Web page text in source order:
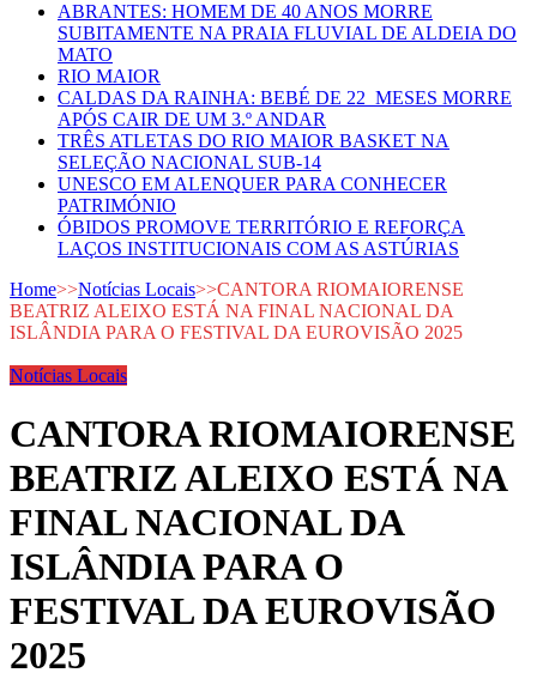
ABRANTES: HOMEM DE 40 ANOS MORRE
SUBITAMENTE NA PRAIA FLUVIAL DE ALDEIA DO
MATO
RIO MAIOR
CALDAS DA RAINHA: BEBÉ DE 22 MESES MORRE
APÓS CAIR DE UM 3.º ANDAR
TRÊS ATLETAS DO RIO MAIOR BASKET NA
SELEÇÃO NACIONAL SUB-14
UNESCO EM ALENQUER PARA CONHECER
PATRIMÓNIO
ÓBIDOS PROMOVE TERRITÓRIO E REFORÇA
LAÇOS INSTITUCIONAIS COM AS ASTÚRIAS
Home>>Notícias Locais>>CANTORA RIOMAIORENSE
BEATRIZ ALEIXO ESTÁ NA FINAL NACIONAL DA
ISLÂNDIA PARA O FESTIVAL DA EUROVISÃO 2025
Notícias Locais
CANTORA RIOMAIORENSE
BEATRIZ ALEIXO ESTÁ NA
FINAL NACIONAL DA
ISLÂNDIA PARA O
FESTIVAL DA EUROVISÃO
2025